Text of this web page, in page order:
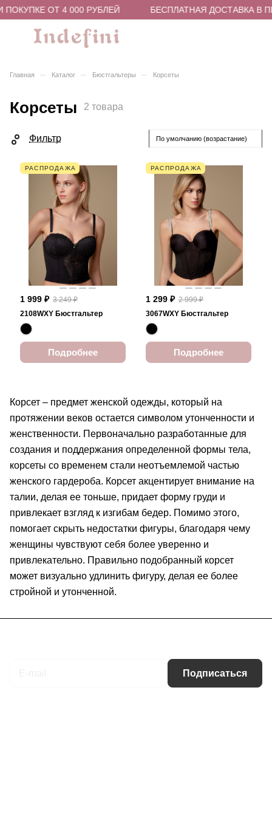
ОТ 4 000 РУБЛЕЙ БЕСПЛАТНАЯ ДОСТАВКА В
Главная – Каталог – Бюстгальтеры – Корсеты
Корсеты 2 товара
Фильтр По умолчанию (возрастание)
РАСПРОДАЖА
1 999 ₽ 3 249 ₽
2108WXY Бюстгальтер
Подробнее
РАСПРОДАЖА
1 299 ₽ 2 999 ₽
3067WXY Бюстгальтер
Подробнее
Корсет – предмет женской одежды, который на
протяжении веков остается символом утонченности и
женственности. Первоначально разработанные для
создания и поддержания определенной формы тела,
корсеты со временем стали неотъемлемой частью
женского гардероба. Корсет акцентирует внимание на
талии, делая ее тоньше, придает форму груди и
привлекает взгляд к изгибам бедер. Помимо этого,
помогает скрыть недостатки фигуры, благодаря чему
женщины чувствуют себя более уверенно и
привлекательно. Правильно подобранный корсет
может визуально удлинить фигуру, делая ее более
стройной и утонченной.
Подписаться